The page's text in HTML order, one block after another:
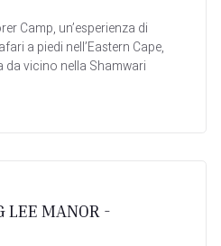
Camp, un’esperienza di
a piedi nell’Eastern Cape,
da vicino nella Shamwari
LEE MANOR -